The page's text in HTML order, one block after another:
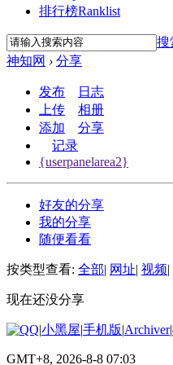
排行榜Ranklist
搜
神知网 › 分享
发布
日志
上传
相册
添加
分享
记录
{userpanelarea2}
好友的分享
我的分享
随便看看
按类型查看: 全部| 网址| 视频|
现在还没分享
|小黑屋|手机版|Archiver|
GMT+8, 2026-8-8 07:03